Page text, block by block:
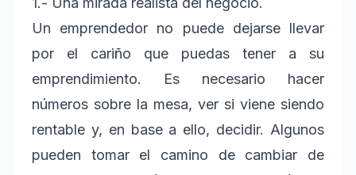
Un emprendedor no puede dejarse llevar
por el cariño que puedas tener a su
emprendimiento. Es necesario hacer
números sobre la mesa, ver si viene siendo
rentable y, en base a ello, decidir. Algunos
pueden tomar el camino de cambiar de